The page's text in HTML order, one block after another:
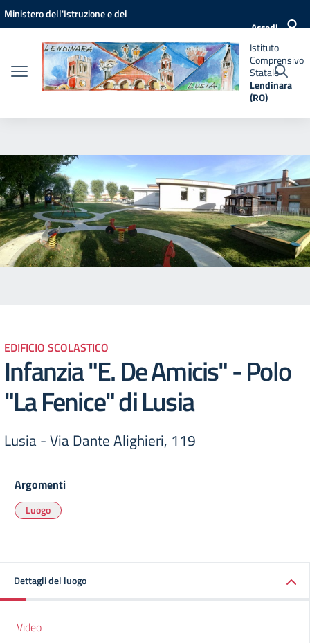
Vai ai contenuti
Vai al menu di navigazione
Vai al footer
Ministero dell'Istruzione e del
Accedi
Istituto
Comprensivo
Lendinara
(RO)
Istituto
Comprensivo
Statale
Lendinara
(RO)
EDIFICIO SCOLASTICO
Infanzia "E. De Amicis" - Polo
"La Fenice" di Lusia
Lusia - Via Dante Alighieri, 119
Argomenti
Luogo
Dettagli del luogo
Video